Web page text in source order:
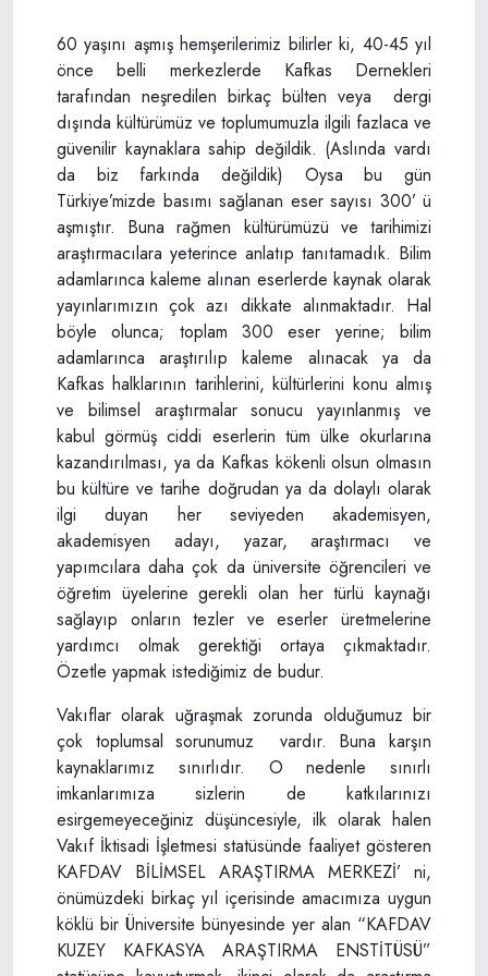
60 yaşını aşmış hemşerilerimiz bilirler ki, 40-45 yıl
önce belli merkezlerde Kafkas Dernekleri
tarafından neşredilen birkaç bülten veya dergi
dışında kültürümüz ve toplumumuzla ilgili fazlaca ve
güvenilir kaynaklara sahip değildik. (Aslında vardı
da biz farkında değildik) Oysa bu gün
Türkiye’mizde basımı sağlanan eser sayısı 300’ ü
aşmıştır. Buna rağmen kültürümüzü ve tarihimizi
araştırmacılara yeterince anlatıp tanıtamadık. Bilim
adamlarınca kaleme alınan eserlerde kaynak olarak
yayınlarımızın çok azı dikkate alınmaktadır. Hal
böyle olunca; toplam 300 eser yerine; bilim
adamlarınca araştırılıp kaleme alınacak ya da
Kafkas halklarının tarihlerini, kültürlerini konu almış
ve bilimsel araştırmalar sonucu yayınlanmış ve
kabul görmüş ciddi eserlerin tüm ülke okurlarına
kazandırılması, ya da Kafkas kökenli olsun olmasın
bu kültüre ve tarihe doğrudan ya da dolaylı olarak
ilgi duyan her seviyeden akademisyen,
akademisyen adayı, yazar, araştırmacı ve
yapımcılara daha çok da üniversite öğrencileri ve
öğretim üyelerine gerekli olan her türlü kaynağı
sağlayıp onların tezler ve eserler üretmelerine
yardımcı olmak gerektiği ortaya çıkmaktadır.
Özetle yapmak istediğimiz de budur.
Vakıflar olarak uğraşmak zorunda olduğumuz bir
çok toplumsal sorunumuz vardır. Buna karşın
kaynaklarımız sınırlıdır. O nedenle sınırlı
imkanlarımıza sizlerin de katkılarınızı
esirgemeyeceğiniz düşüncesiyle, ilk olarak halen
Vakıf İktisadi İşletmesi statüsünde faaliyet gösteren
KAFDAV BİLİMSEL ARAŞTIRMA MERKEZİ’ ni,
önümüzdeki birkaç yıl içerisinde amacımıza uygun
köklü bir Üniversite bünyesinde yer alan “KAFDAV
KUZEY KAFKASYA ARAŞTIRMA ENSTİTÜSÜ”